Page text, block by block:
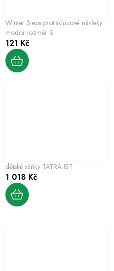
Winter Steps protiskluzové návleky
modrá rozměr S
121 Kč
dětské sáňky TATRA IST
1 018 Kč